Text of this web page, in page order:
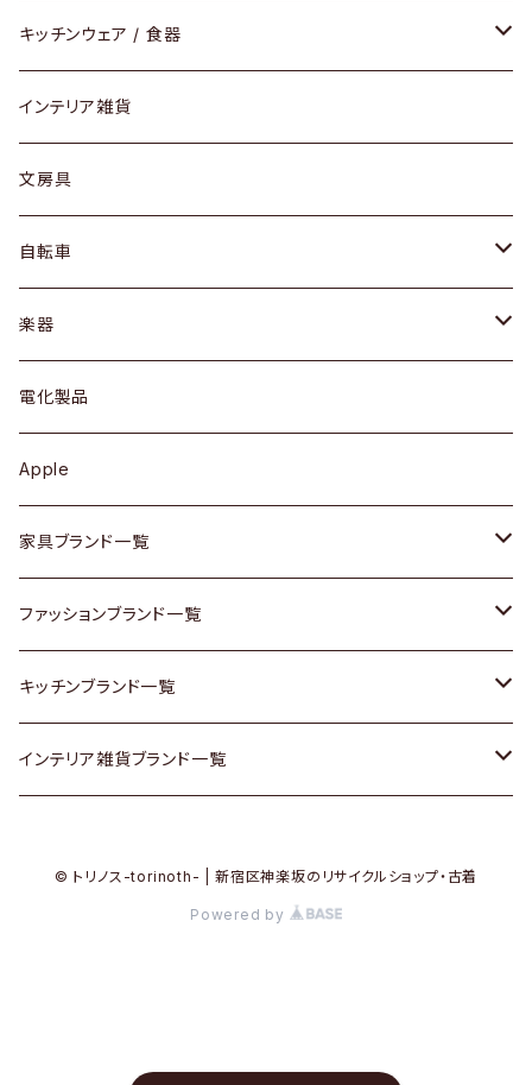
ダイニングセット / ダイニングテーブル
ローテーブル / サイドテーブル
デスク / コンソール
ドレッサー
シェルフ
キュリオケース / 飾り棚
カップボード / 食器棚
チェスト
その他家具
Vintageヴィンテージ / Antiqueアンティーク
Designers / デザイナーズ
テーブルランプ / デスクスタンド
フロアライト
アクセサリー
リング
ピアス / イヤリング
財布
バッグ
アウター
トップス
ワンピース
ボトムス
靴
スカーフ
腕時計
Vintage / ヴィンテージ
キッチンウェア / 食器
グラス / タンブラー
カップ / マグ
プレート / ボウル
カトラリー
ケトル / ティーポット
鍋 / フライパン
Vintage / ヴィンテージ
銀製品
和物 / 作家物
その他キッチン雑貨
インテリア雑貨
文房具
自転車
dahon
楽器
ギター
ベース
その他楽器
電化製品
Apple
家具ブランド一覧
ACME Furniture / アクメ ファニチャー
ACTUS / アクタス
arflex / アルフレックス
ファッションブランド一覧
agnes b / アニエス ベー
BALLY / バリー
キッチンブランド一覧
ARABIA / アラビア
インテリア雑貨ブランド一覧
© トリノス-torinoth- | 新宿区神楽坂のリサイクルショップ・古着
Powered by